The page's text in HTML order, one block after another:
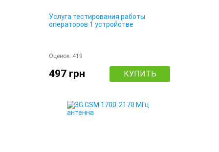
Услуга тестирования работы
операторов 1 устройстве
Оценок: 419
497 грн КУПИТЬ